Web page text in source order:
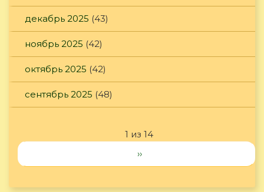
декабрь 2025 (43)
ноябрь 2025 (42)
октябрь 2025 (42)
сентябрь 2025 (48)
1 из 14
››